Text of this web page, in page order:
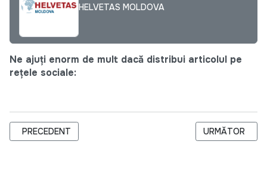
HELVETAS MOLDOVA
Ne ajuți enorm de mult dacă distribui articolul pe
rețele sociale:
ARTICOL PRECEDENT: ПАРТНЕРСТВО ДЛЯ СОЗДАНИЯ
PRECEDENT ARTICOLUL
URMĂTOR